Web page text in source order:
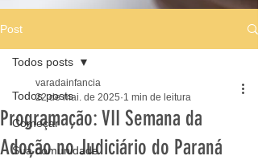
Post
Todos posts
Começar
Sua comunidade
Todos posts
Programação: VII Semana da
Adoção no Judiciário do Paraná
varadainfancia
22 de mai. de 2025 1 min de leitura